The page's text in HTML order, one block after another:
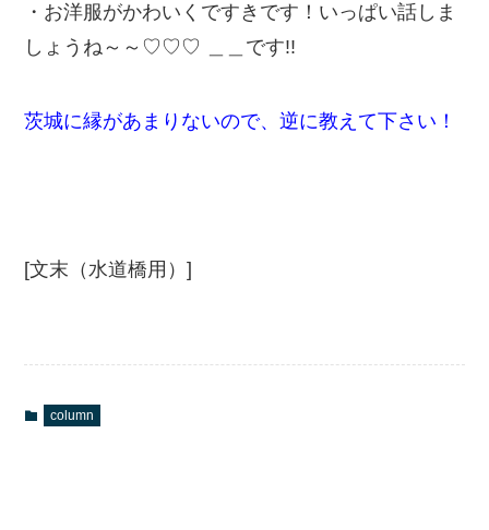
・お洋服がかわいくですきです！いっぱい話しま
しょうね～～♡♡♡ ＿＿です!!
茨城に縁があまりないので、逆に教えて下さい！
[文末（水道橋用）]
column